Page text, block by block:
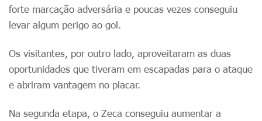
forte marcação adversária e poucas vezes conseguiu
levar algum perigo ao gol.
Os visitantes, por outro lado, aproveitaram as duas
oportunidades que tiveram em escapadas para o ataque
e abriram vantagem no placar.
Na segunda etapa, o Zeca conseguiu aumentar a